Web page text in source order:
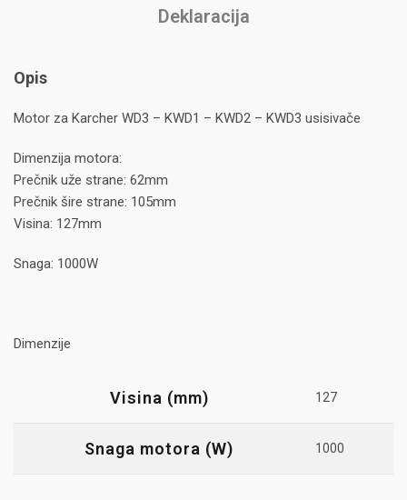
Deklaracija
Opis
Motor za Karcher WD3 – KWD1 – KWD2 – KWD3 usisivače
Dimenzija motora:
Prečnik uže strane: 62mm
Prečnik šire strane: 105mm
Visina: 127mm
Snaga: 1000W
Dimenzije
Visina (mm) 127
Snaga motora (W) 1000